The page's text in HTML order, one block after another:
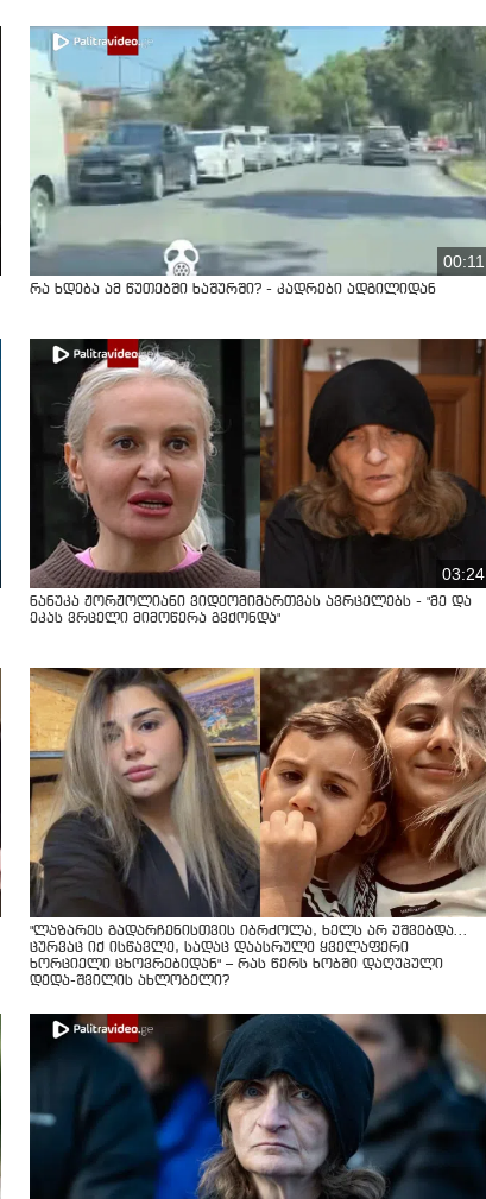
00:11
რა ხდება ამ წუთებში ხაშურში? - კადრები ადგილიდან
03:24
ნანუკა ჟორჟოლიანი ვიდეომიმართვას ავრცელებს - "მე და
ეკას ვრცელი მიმოწერა გვქონდა"
"ლაზარეს გადარჩენისთვის იბრძოლა, ხელს არ უშვებდა…
ცურვაც იქ ისწავლე, სადაც დაასრულე ყველაფერი
ხორციელი ცხოვრებიდან" – რას წერს ხობში დაღუპული
დედა-შვილის ახლობელი?